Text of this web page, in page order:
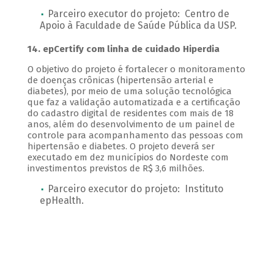
Parceiro executor do projeto: Centro de
Apoio à Faculdade de Saúde Pública da USP.
14. epCertify com linha de cuidado Hiperdia
O objetivo do projeto é fortalecer o monitoramento
de doenças crônicas (hipertensão arterial e
diabetes), por meio de uma solução tecnológica
que faz a validação automatizada e a certificação
do cadastro digital de residentes com mais de 18
anos, além do desenvolvimento de um painel de
controle para acompanhamento das pessoas com
hipertensão e diabetes. O projeto deverá ser
executado em dez municípios do Nordeste com
investimentos previstos de R$ 3,6 milhões.
Parceiro executor do projeto: Instituto
epHealth.